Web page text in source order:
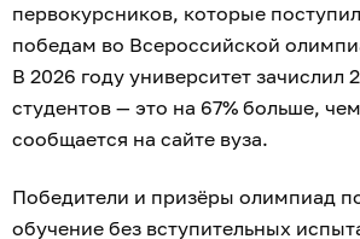
первокурсников, которые
победам во Всероссийской
В 2026 году университет зачислил
студентов — это на 67% больше,
сообщается на сайте вуза.
Победители и призёры олимпиад
обучение без вступительных